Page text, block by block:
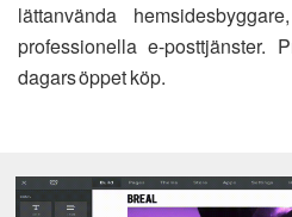
lättanvända
professionella e-posttjänster.
dagars öppet köp.